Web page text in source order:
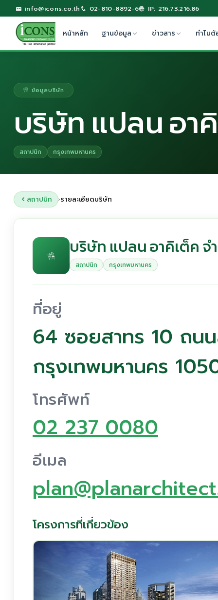
info@icons.co.th 02-810-8892-6 IP: 216.73.216.86
หน้าหลัก ฐานข้อมูล ข่าวสาร ทำไมต้
ข้อมูลบริษัท
บริษัท แปลน อา
สถาปนิก กรุงเทพมหานคร
สถาปนิก ›รายละเอียดบริษัท
บริษัท แปลน อาคิเต็ค จ
สถาปนิก กรุงเทพมหานคร
ที่อยู่
64 ซอยสาทร 10 ถน
กรุงเทพมหานคร
โทรศัพท์
02 237 0080
อีเมล
โครงการที่เกี่ยวข้อง